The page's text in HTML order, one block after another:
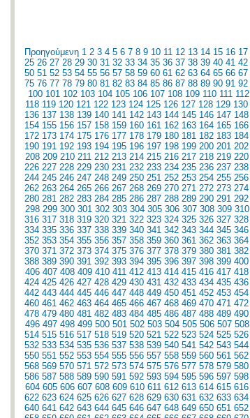
Προηγούμενη 1 2 3 4 5 6 7 8 9 10 11 12 13 14 15 16 17
25 26 27 28 29 30 31 32 33 34 35 36 37 38 39 40 41 42
50 51 52 53 54 55 56 57 58 59 60 61 62 63 64 65 66 67
75 76 77 78 79 80 81 82 83 84 85 86 87 88 89 90 91 92
100 101 102 103 104 105 106 107 108 109 110 111 112
118 119 120 121 122 123 124 125 126 127 128 129 130
136 137 138 139 140 141 142 143 144 145 146 147 148
154 155 156 157 158 159 160 161 162 163 164 165 166
172 173 174 175 176 177 178 179 180 181 182 183 184
190 191 192 193 194 195 196 197 198 199 200 201 202
208 209 210 211 212 213 214 215 216 217 218 219 220
226 227 228 229 230 231 232 233 234 235 236 237 238
244 245 246 247 248 249 250 251 252 253 254 255 256
262 263 264 265 266 267 268 269 270 271 272 273 274
280 281 282 283 284 285 286 287 288 289 290 291 292
298 299 300 301 302 303 304 305 306 307 308 309 310
316 317 318 319 320 321 322 323 324 325 326 327 328
334 335 336 337 338 339 340 341 342 343 344 345 346
352 353 354 355 356 357 358 359 360 361 362 363 364
370 371 372 373 374 375 376 377 378 379 380 381 382
388 389 390 391 392 393 394 395 396 397 398 399 400
406 407 408 409 410 411 412 413 414 415 416 417 418
424 425 426 427 428 429 430 431 432 433 434 435 436
442 443 444 445 446 447 448 449 450 451 452 453 454
460 461 462 463 464 465 466 467 468 469 470 471 472
478 479 480 481 482 483 484 485 486 487 488 489 490
496 497 498 499 500 501 502 503 504 505 506 507 508
514 515 516 517 518 519 520 521 522 523 524 525 526
532 533 534 535 536 537 538 539 540 541 542 543 544
550 551 552 553 554 555 556 557 558 559 560 561 562
568 569 570 571 572 573 574 575 576 577 578 579 580
586 587 588 589 590 591 592 593 594 595 596 597 598
604 605 606 607 608 609 610 611 612 613 614 615 616
622 623 624 625 626 627 628 629 630 631 632 633 634
640 641 642 643 644 645 646 647 648 649 650 651 652